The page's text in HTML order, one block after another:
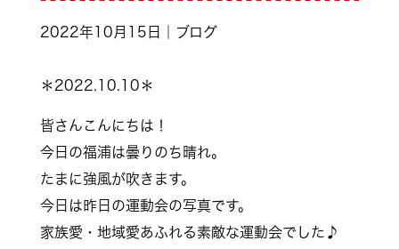
2022年10月15日｜ブログ
＊2022.10.10＊
皆さんこんにちは！
今日の福浦は曇りのち晴れ。
たまに強風が吹きます。
今日は昨日の運動会の写真です。
家族愛・地域愛あふれる素敵な運動会でした♪